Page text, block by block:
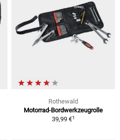
Rothewald
Motorrad-Bordwerkzeugrolle
39,99 €1